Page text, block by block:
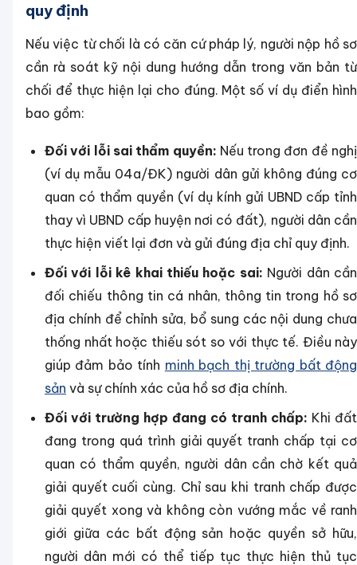
quy định
Nếu việc từ chối là có căn cứ pháp lý, người nộp hồ sơ
cần rà soát kỹ nội dung hướng dẫn trong văn bản từ
chối để thực hiện lại cho đúng. Một số ví dụ điển hình
bao gồm:
Đối với lỗi sai thẩm quyền: Nếu trong đơn đề nghị
(ví dụ mẫu 04a/ĐK) người dân gửi không đúng cơ
quan có thẩm quyền (ví dụ kính gửi UBND cấp tỉnh
thay vì UBND cấp huyện nơi có đất), người dân cần
thực hiện viết lại đơn và gửi đúng địa chỉ quy định.
Đối với lỗi kê khai thiếu hoặc sai: Người dân cần
đối chiếu thông tin cá nhân, thông tin trong hồ sơ
địa chính để chỉnh sửa, bổ sung các nội dung chưa
thống nhất hoặc thiếu sót so với thực tế. Điều này
giúp đảm bảo tính minh bạch thị trường bất động
sản và sự chính xác của hồ sơ địa chính.
Đối với trường hợp đang có tranh chấp: Khi đất
đang trong quá trình giải quyết tranh chấp tại cơ
quan có thẩm quyền, người dân cần chờ kết quả
giải quyết cuối cùng. Chỉ sau khi tranh chấp được
giải quyết xong và không còn vướng mắc về ranh
giới giữa các bất động sản hoặc quyền sở hữu,
người dân mới có thể tiếp tục thực hiện thủ tục